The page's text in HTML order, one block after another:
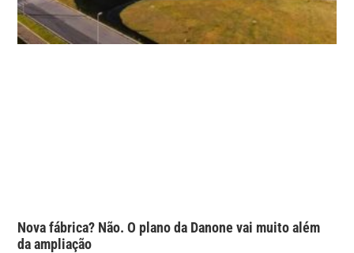
Nova fábrica? Não. O plano da Danone vai muito além
da ampliação